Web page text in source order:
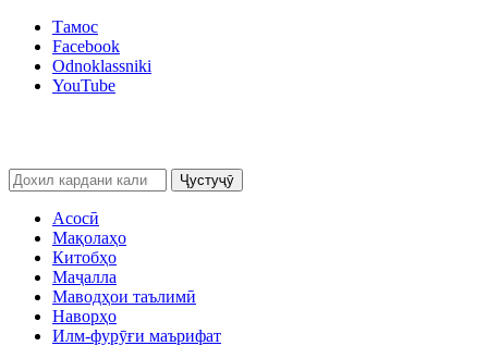
Тамос
Facebook
Odnoklassniki
YouTube
Ҷустуҷӯ
Асосӣ
Мақолаҳо
Китобҳо
Маҷалла
Маводҳои таълимӣ
Наворҳо
Илм-фурӯғи маърифат